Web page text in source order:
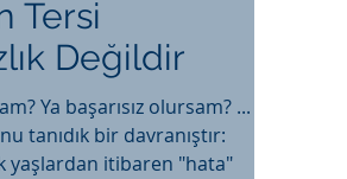
Tersi
Değildir
Ya başarısız olursam? ... Bu
tanıdık bir davranıştır:
Küçük yaşlardan itibaren "hata"